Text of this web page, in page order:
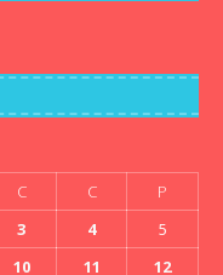
C C
P
3 4
5
10 11 12